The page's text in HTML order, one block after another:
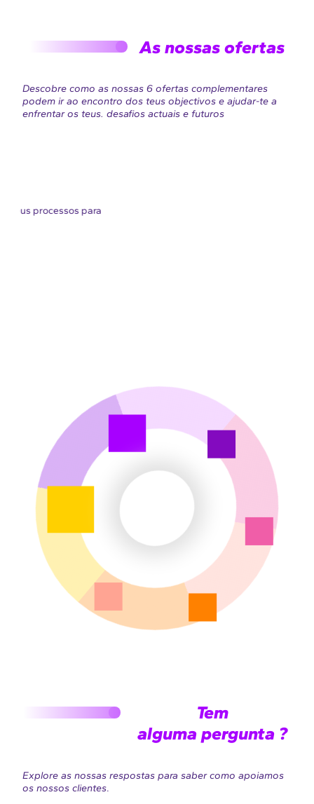
As nossas ofertas
Descobre como as nossas 6 ofertas complementares
podem ir ao encontro dos teus objectivos e ajudar-te a
enfrentar os teus. desafios actuais e futuros
Tem
alguma pergunta ?
Explore as nossas respostas para saber como apoiamos
os nossos clientes.